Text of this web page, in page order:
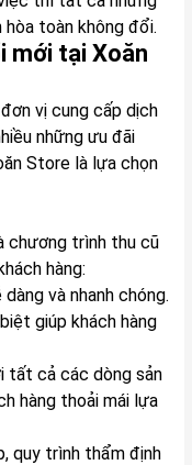
toàn không đổi.
mới tại Xoăn
vị cung cấp dịch
những ưu đãi
Store là lựa chọn
chương trình thu cũ
hàng:
và nhanh chóng.
giúp khách hàng
tất cả các dòng sản
hàng thoải mái lựa
quy trình thẩm định